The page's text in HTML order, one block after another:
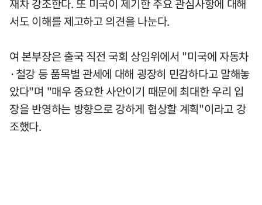
재차 강조한다. 또 미국이 제기한 주요 관심사항에 대해
서도 이해를 제고하고 의견을 나눈다.
여 본부장은 출국 직전 국회 상임위에서 "미국에 자동차
·철강 등 품목별 관세에 대해 굉장히 민감하다고 말해놓
았다"며 "매우 중요한 사안이기 때문에 최대한 우리 입
장을 반영하는 방향으로 강하게 협상할 계획"이라고 강
조했다.